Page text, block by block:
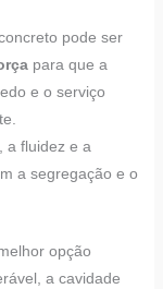
pode ser
para que a
e o serviço
a fluidez e a
a segregação e o
opção
a cavidade